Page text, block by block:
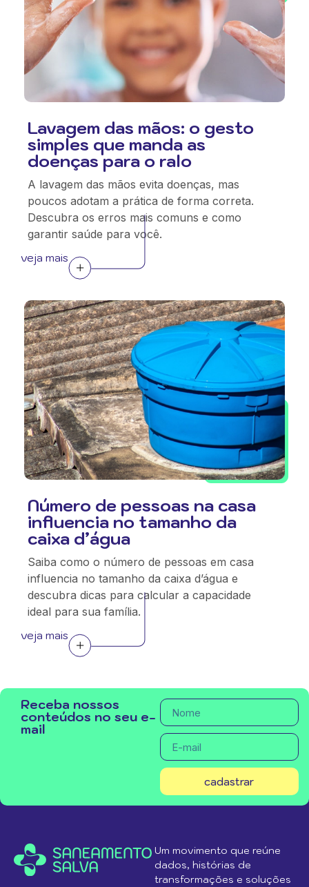
Lavagem das mãos: o gesto
simples que manda as
doenças para o ralo
A lavagem das mãos evita doenças, mas
poucos adotam a prática de forma correta.
Descubra os erros mais comuns e como
garantir saúde para você.
veja mais
Número de pessoas na casa
influencia no tamanho da
caixa d’água
Saiba como o número de pessoas em casa
influencia no tamanho da caixa d’água e
descubra dicas para calcular a capacidade
ideal para sua família.
veja mais
Receba nossos
conteúdos no seu e-
mail
cadastrar
Um movimento que reúne
dados, histórias de
transformações e soluções